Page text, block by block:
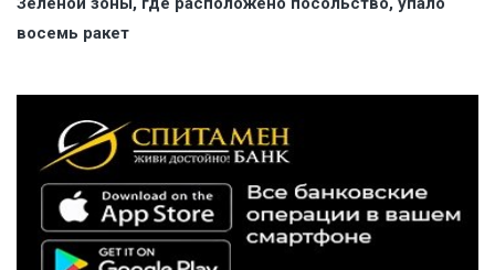
восемь ракет